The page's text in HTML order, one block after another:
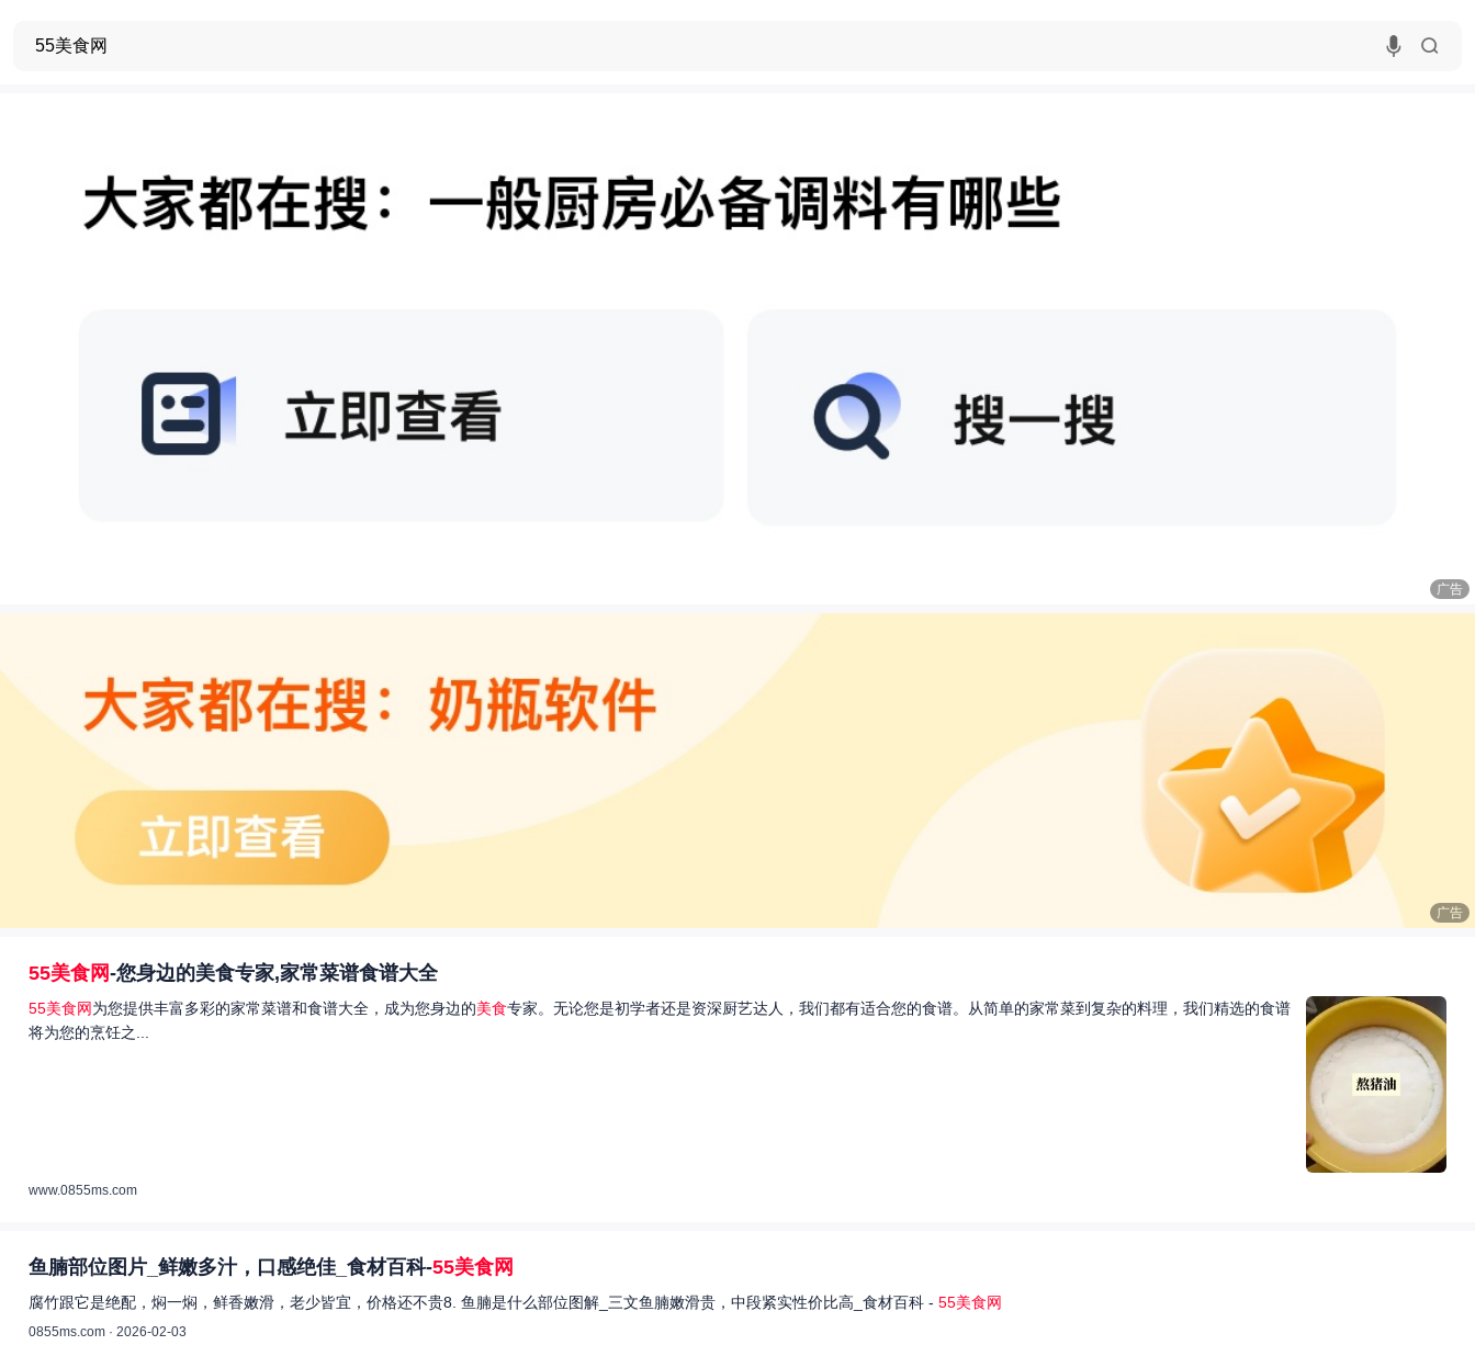
广告
广告
55美食网-您身边的美食专家,家常菜谱食谱大全
55美食网为您提供丰富多彩的家常菜谱和食谱大全，成为您身边的美食专家。无论您是初学者还是资深厨艺达人，我们都有适合您的食谱。从简单的家常菜到复杂的料理，我们精选的食谱
将为您的烹饪之...
www.0855ms.com
鱼腩部位图片_鲜嫩多汁，口感绝佳_食材百科-55美食网
腐竹跟它是绝配，焖一焖，鲜香嫩滑，老少皆宜，价格还不贵8. 鱼腩是什么部位图解_三文鱼腩嫩滑贵，中段紧实性价比高_食材百科 - 55美食网
0855ms.com · 2026-02-03